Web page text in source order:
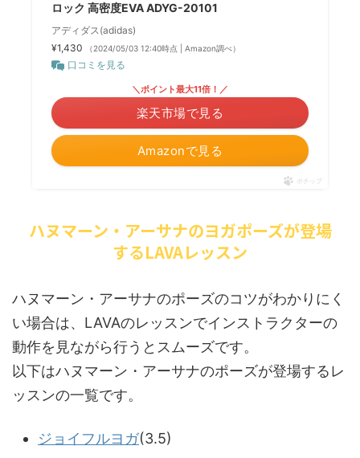
ロック 高密度EVA ADYG-20101
アディダス(adidas)
¥1,430
（2024/05/03 12:40時点 | Amazon調べ）
口コミを見る
Amazonで見る
＼ポイント最大11倍！／
楽天市場で見る
ポチップ
ハヌマーン・アーサナのヨガポーズが登場
するLAVAレッスン
ハヌマーン・アーサナのポーズのコツがわかりにく
い場合は、LAVAのレッスンでインストラクターの
動作を見ながら行うとスムーズです。
以下はハヌマーン・アーサナのポーズが登場するレ
ッスンの一覧です。
ジョイフルヨガ(3.5)